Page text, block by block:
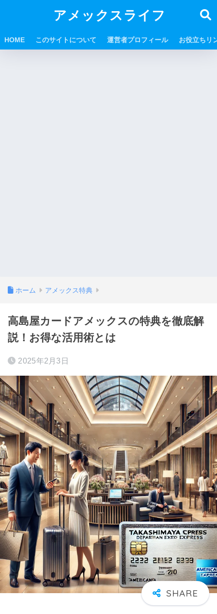
アメックスライフ
HOME このサイトについて 運営者プロフィール お役立ちリ
ホーム アメックス特典
高島屋カードアメックスの特典を徹底解
説！お得な活用術とは
2025年2月3日